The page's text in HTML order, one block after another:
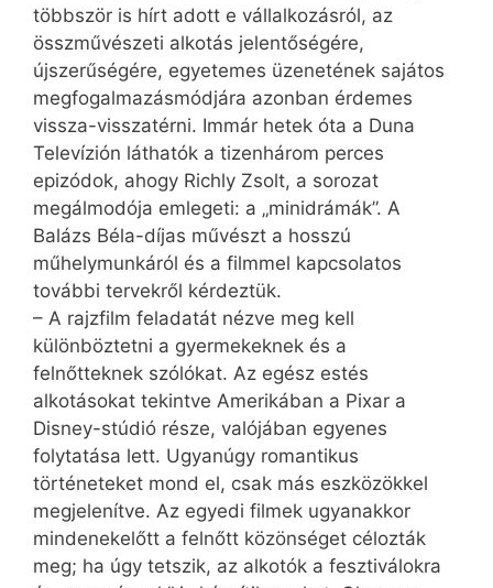
többször is hírt adott e vállalkozásról, az
összművészeti alkotás jelentőségére,
újszerűségére, egyetemes üzenetének sajátos
meg­fo­gal­mazásmódjára azonban érdemes
vissza-visszatérni. Immár hetek óta a Duna
Televízión láthatók a tizenhárom perces
epizódok, ahogy Richly Zsolt, a sorozat
megálmodója emlegeti: a „mini­drá­mák”. A
Balázs Béla-díjas művészt a hosszú
műhelymunkáról és a filmmel kapcsolatos
további tervekről kérdeztük.
– A rajzfilm feladatát nézve meg kell
különböztetni a gyermekeknek és a
felnőtteknek szólókat. Az egész estés
alkotásokat tekintve Amerikában a Pixar a
Disney-stúdió része, valójában egyenes
folytatása lett. Ugyanúgy romantikus
történeteket mond el, csak más eszközökkel
megjelenítve. Az egyedi filmek ugyanakkor
mindenekelőtt a felnőtt közönséget célozták
meg; ha úgy tetszik, az alkotók a fesztiválokra